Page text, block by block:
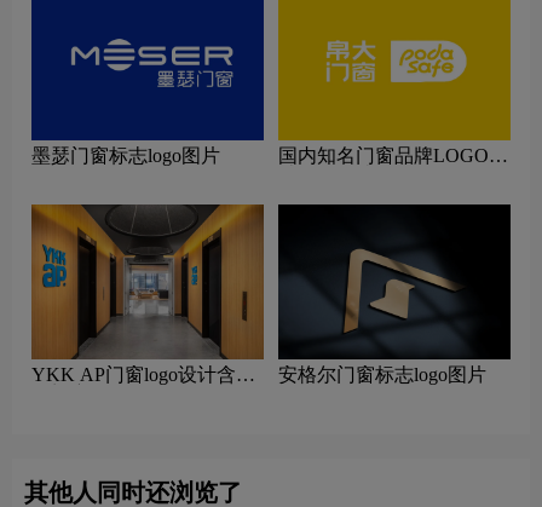
墨瑟门窗标志logo图片
国内知名门窗品牌LOGO设
YKK AP门窗logo设计含义
安格尔门窗标志logo图片
其他人同时还浏览了